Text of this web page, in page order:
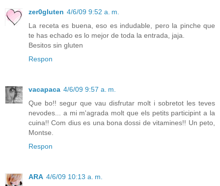
zer0gluten 4/6/09 9:52 a. m.
La receta es buena, eso es indudable, pero la pinche que
te has echado es lo mejor de toda la entrada, jaja.
Besitos sin gluten
Respon
vacapaca 4/6/09 9:57 a. m.
Que bo!! segur que vau disfrutar molt i sobretot les teves
nevodes... a mi m'agrada molt que els petits participint a la
cuina!! Com dius es una bona dossi de vitamines!! Un peto,
Montse.
Respon
ARA 4/6/09 10:13 a. m.